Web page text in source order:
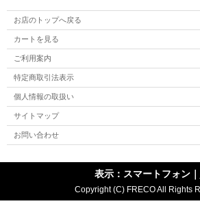
お店のトップへ戻る
カートを見る
ご利用案内
特定商取引法表示
個人情報の取扱い
サイトマップ
お問い合わせ
表示：スマートフォン｜
Copyright (C) FRECO All Rights